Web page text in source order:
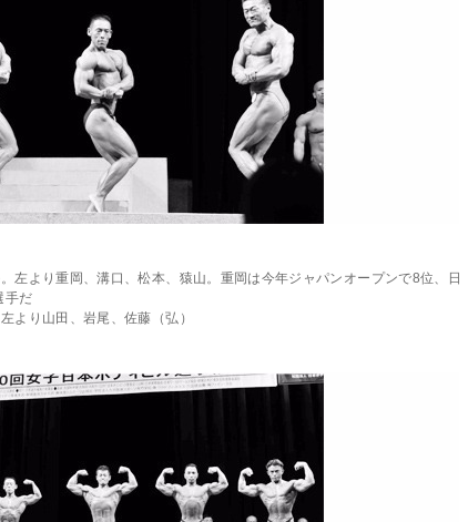
左より重岡、溝口、松本、猿山。重岡は今年ジャパンオープンで8位、日
手だ
より山田、岩尾、佐藤（弘）